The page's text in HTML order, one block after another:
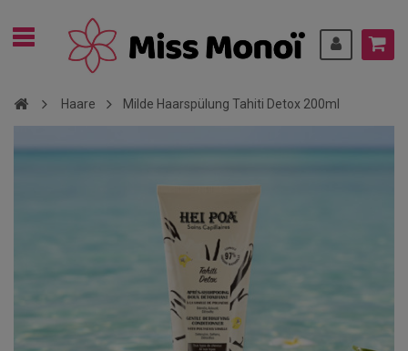
Haare Milde Haarspülung Tahiti Detox 200ml